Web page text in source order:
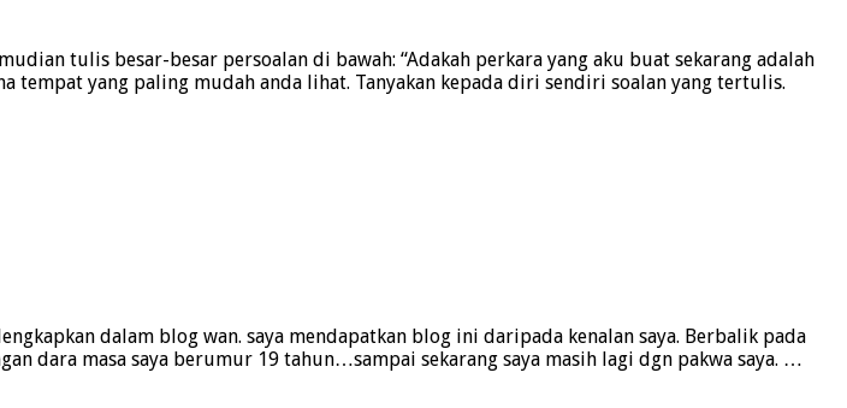
tulis besar-besar persoalan di bawah: “Adakah perkara yang aku buat sekarang adalah
tempat yang paling mudah anda lihat. Tanyakan kepada diri sendiri soalan yang tertulis.
dalam blog wan. saya mendapatkan blog ini daripada kenalan saya. Berbalik pada
dara masa saya berumur 19 tahun…sampai sekarang saya masih lagi dgn pakwa saya. …